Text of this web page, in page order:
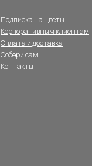
Подписка на цветы
Корпоративным клиентам
Оплата и доставка
Собери сам
Контакты